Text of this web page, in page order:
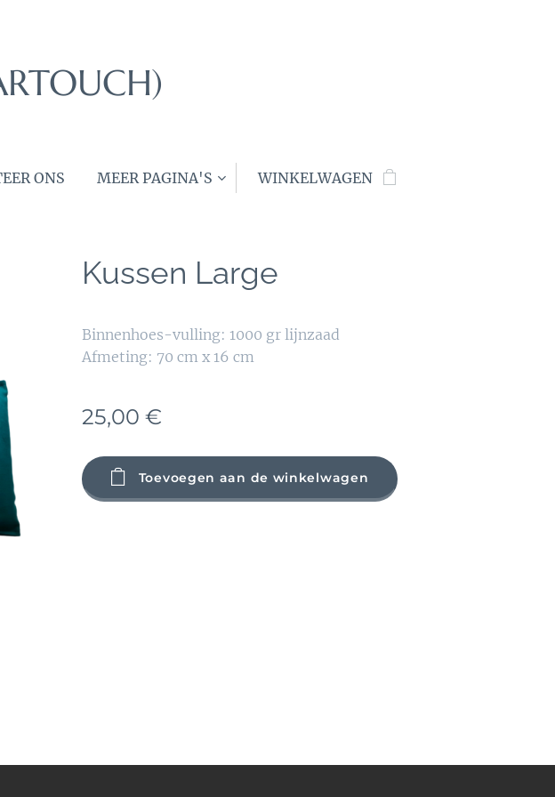
ONS MEER PAGINA'S WINKELWAGEN
Kussen Large
Binnenhoes-vulling: 1000 gr lijnzaad
Afmeting: 70 cm x 16 cm
25,00 €
Toevoegen aan de winkelwagen